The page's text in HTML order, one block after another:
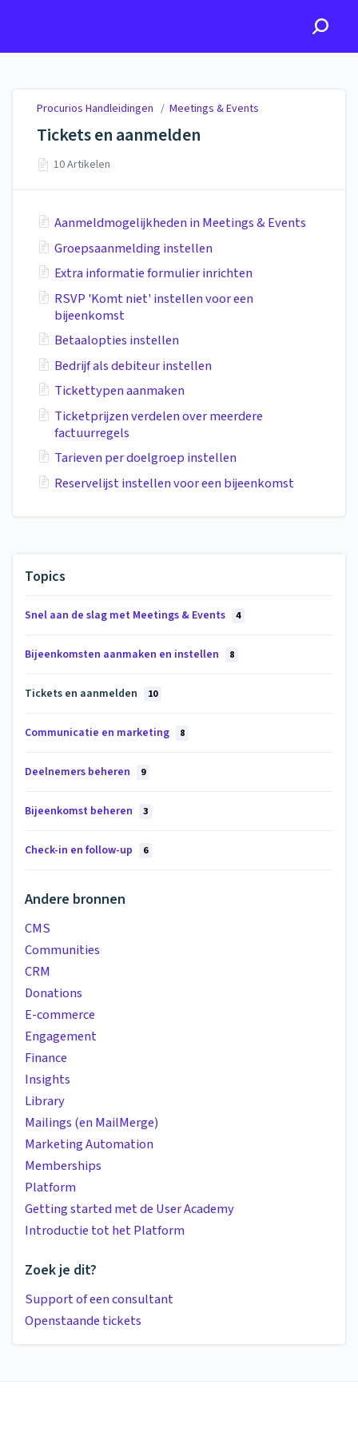
Topics
Snel aan de slag met Meetings & Events 4
Bijeenkomsten aanmaken en instellen 8
Tickets en aanmelden 10
Communicatie en marketing 8
Deelnemers beheren 9
Bijeenkomst beheren 3
Check-in en follow-up 6
Andere bronnen
CMS
Communities
CRM
Donations
E-commerce
Engagement
Finance
Insights
Library
Mailings (en MailMerge)
Marketing Automation
Memberships
Platform
Getting started met de User Academy
Introductie tot het Platform
Zoek je dit?
Support of een consultant
Openstaande tickets
Procurios Handleidingen / Meetings & Events
Tickets en aanmelden
10 Artikelen
Aanmeldmogelijkheden in Meetings & Events
Groepsaanmelding instellen
Extra informatie formulier inrichten
RSVP 'Komt niet' instellen voor een
bijeenkomst
Betaalopties instellen
Bedrijf als debiteur instellen
Tickettypen aanmaken
Ticketprijzen verdelen over meerdere
factuurregels
Tarieven per doelgroep instellen
Reservelijst instellen voor een bijeenkomst